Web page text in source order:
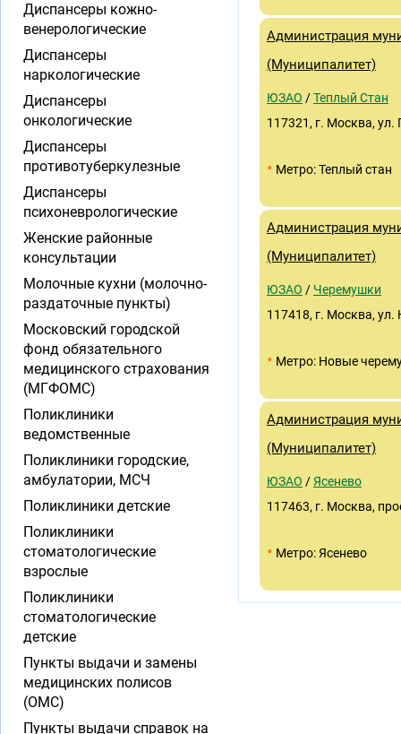
Администрация
(Муниципалитет)
ЮЗАО /Теплый Стан
117321, г. Москва,
• Метро: Теплый стан
Администрация
(Муниципалитет)
ЮЗАО / Черемушки
117418, г. Москва,
• Метро: Новые
Администрация
(Муниципалитет)
ЮЗАО / Ясенево
117463, г. Москва,
• Метро: Ясенево
Диспансеры кожно-
венерологические
Диспансеры
наркологические
Диспансеры
онкологические
Диспансеры
противотуберкулезные
Диспансеры
психоневрологические
Женские районные
консультации
Молочные кухни (молочно-
раздаточные пункты)
Московский городской
фонд обязательного
медицинского страхования
(МГФОМС)
Поликлиники
ведомственные
Поликлиники городские,
амбулатории, МСЧ
Поликлиники детские
Поликлиники
стоматологические
взрослые
Поликлиники
стоматологические
детские
Пункты выдачи и замены
медицинских полисов
(ОМС)
Пункты выдачи справок на